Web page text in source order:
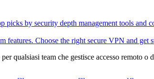
by security depth management tools and
features. Choose the right secure VPN and get
qualsiasi team che gestisce accesso remoto